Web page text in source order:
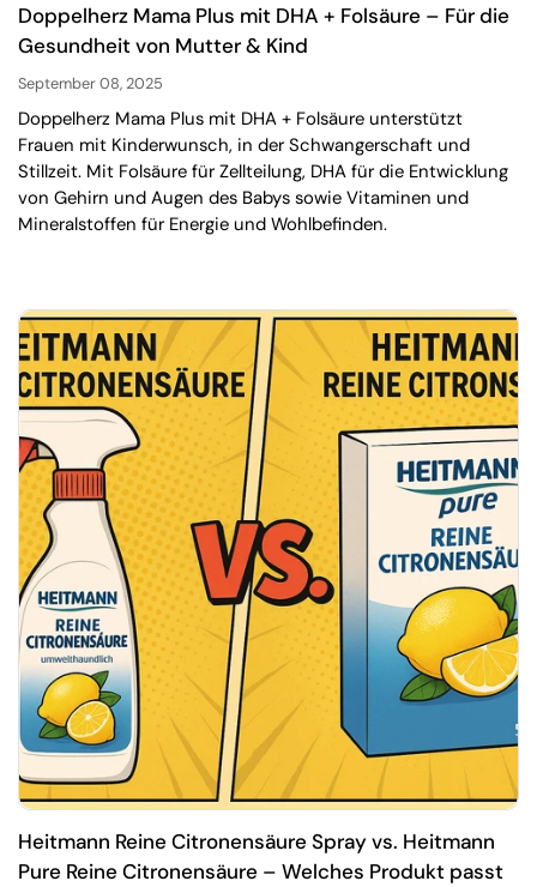
Doppelherz Mama Plus mit DHA + Folsäure – Für die
Gesundheit von Mutter & Kind
September 08, 2025
Doppelherz Mama Plus mit DHA + Folsäure unterstützt
Frauen mit Kinderwunsch, in der Schwangerschaft und
Stillzeit. Mit Folsäure für Zellteilung, DHA für die Entwicklung
von Gehirn und Augen des Babys sowie Vitaminen und
Mineralstoffen für Energie und Wohlbefinden.
Heitmann Reine Citronensäure Spray vs. Heitmann
Pure Reine Citronensäure – Welches Produkt passt